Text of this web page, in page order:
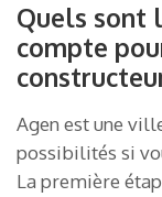
Quels sont
compte
Agen est une
possibilités si
La première